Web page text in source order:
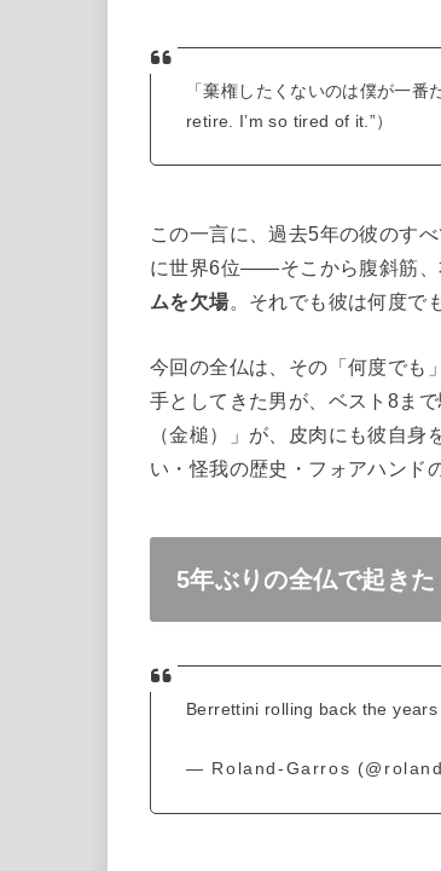
「棄権したくないのは僕が一
retire. I’m so tired of it.”）
この一言に、過去5年の彼のす
に世界6位——そこから腹斜筋、
ムを欠場。それでも彼は何度で
今回の全仏は、その「何度でも
手としてきた男が、ベスト8ま
（金槌）」が、皮肉にも彼自
い・怪我の歴史・フォアハンド
5年ぶりの全仏で起きた
Berrettini rolling back the years
— Roland-Garros